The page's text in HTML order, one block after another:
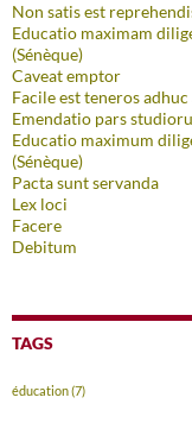
Non satis est
Educatio maximam
(Sénèque)
Caveat emptor
Facile est teneros
Emendatio pars
Educatio maximum
(Sénèque)
Pacta sunt servanda
Lex loci
Facere
Debitum
TAGS
éducation(7)